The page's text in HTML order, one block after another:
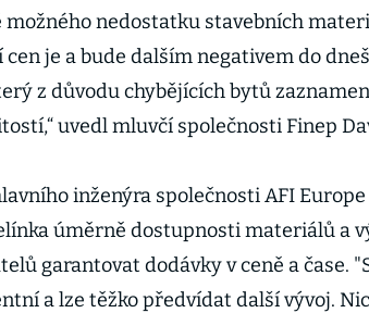
možného nedostatku stavebních
cen je a bude dalším negativem do
z důvodu chybějících bytů
uvedl mluvčí společnosti Finep
inženýra společnosti AFI
úměrně dostupnosti materiálů a
garantovat dodávky v ceně a čase.
a lze těžko předvídat další vývoj.